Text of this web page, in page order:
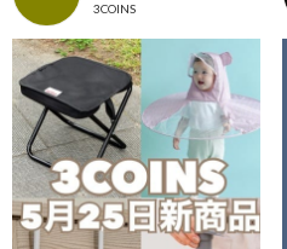
3COINS